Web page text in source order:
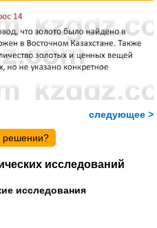
следующее >
решении?
исследований
исследования